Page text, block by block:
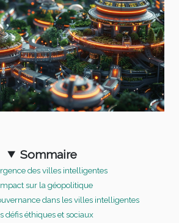
Sommaire
des villes intelligentes
sur la géopolitique
dans les villes intelligentes
défis éthiques et sociaux